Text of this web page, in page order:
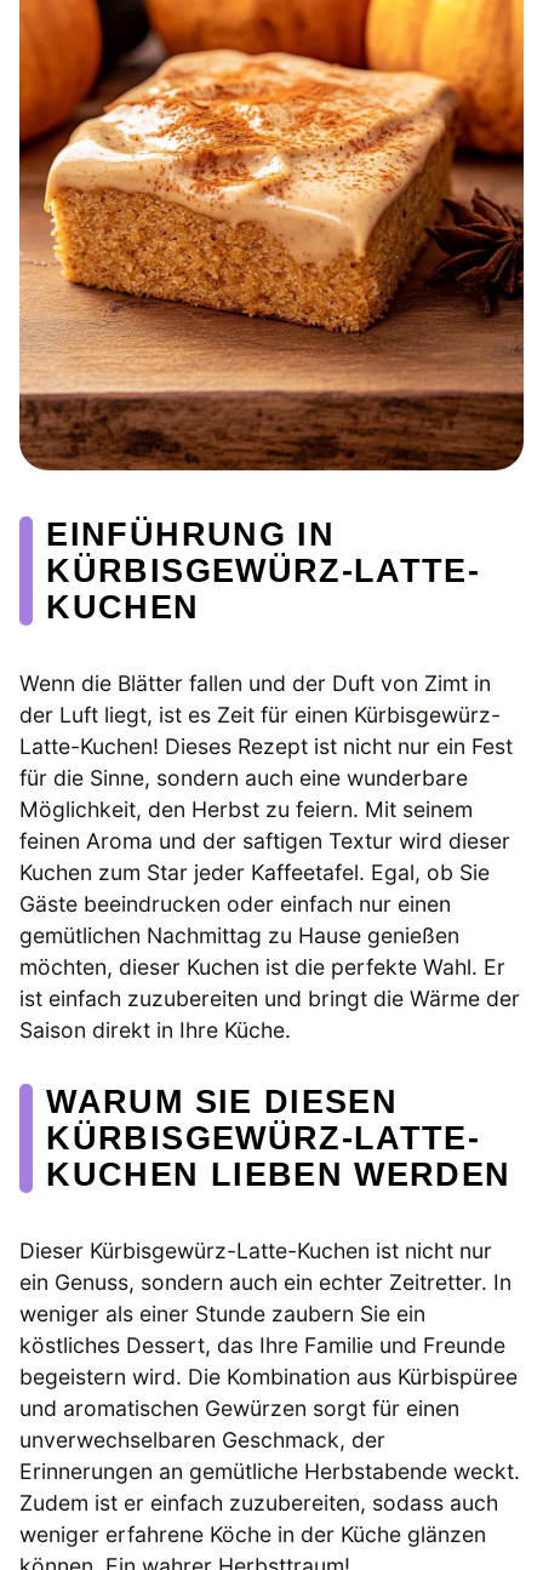
EINFÜHRUNG IN
KÜRBISGEWÜRZ-LATTE-
KUCHEN
Wenn die Blätter fallen und der Duft von Zimt in
der Luft liegt, ist es Zeit für einen Kürbisgewürz-
Latte-Kuchen! Dieses Rezept ist nicht nur ein Fest
für die Sinne, sondern auch eine wunderbare
Möglichkeit, den Herbst zu feiern. Mit seinem
feinen Aroma und der saftigen Textur wird dieser
Kuchen zum Star jeder Kaffeetafel. Egal, ob Sie
Gäste beeindrucken oder einfach nur einen
gemütlichen Nachmittag zu Hause genießen
möchten, dieser Kuchen ist die perfekte Wahl. Er
ist einfach zuzubereiten und bringt die Wärme der
Saison direkt in Ihre Küche.
WARUM SIE DIESEN
KÜRBISGEWÜRZ-LATTE-
KUCHEN LIEBEN WERDEN
Dieser Kürbisgewürz-Latte-Kuchen ist nicht nur
ein Genuss, sondern auch ein echter Zeitretter. In
weniger als einer Stunde zaubern Sie ein
köstliches Dessert, das Ihre Familie und Freunde
begeistern wird. Die Kombination aus Kürbispüree
und aromatischen Gewürzen sorgt für einen
unverwechselbaren Geschmack, der
Erinnerungen an gemütliche Herbstabende weckt.
Zudem ist er einfach zuzubereiten, sodass auch
weniger erfahrene Köche in der Küche glänzen